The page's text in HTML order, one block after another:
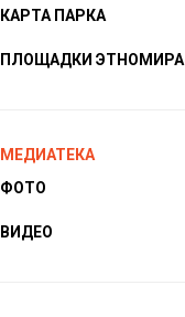
КАРТА ПАРКА
ПЛОЩАДКИ ЭТНОМИРА
МЕДИАТЕКА
ФОТО
ВИДЕО